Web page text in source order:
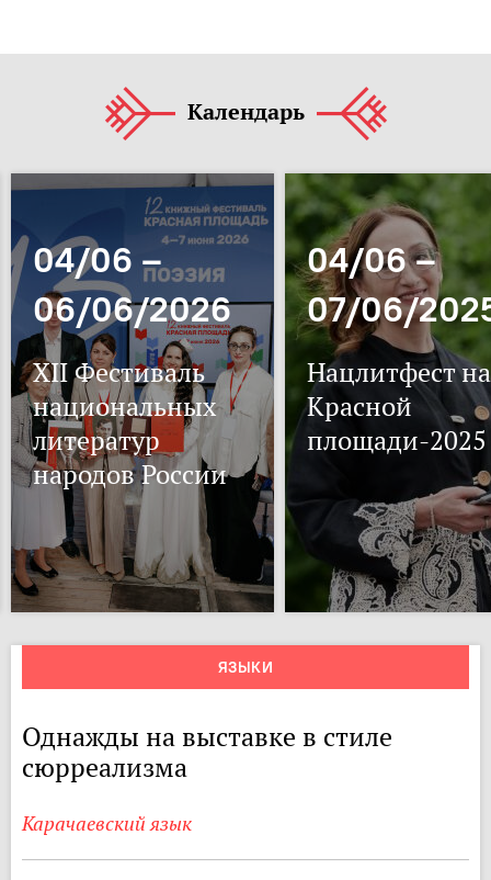
Календарь
04/06 –
06/06/2026
XII Фестиваль
национальных
литератур
народов России
04/06 –
07/06/
Нацлитфест на
Красной
площади-2025
ЯЗЫКИ
Однажды на выставке в стиле
сюрреализма
Карачаевский язык